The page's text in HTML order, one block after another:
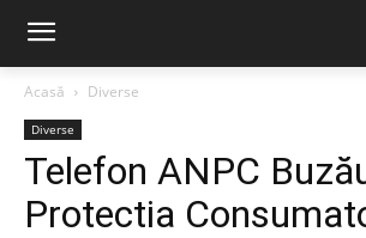
Acasă Diverse
Diverse
Telefon ANPC
Protectia